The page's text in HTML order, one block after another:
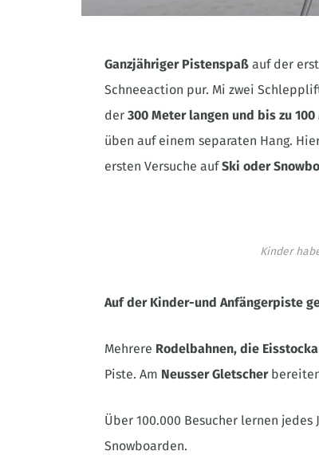
Ganzjähriger Pistenspaß auf der
Schneeaction pur. Mi zwei
der 300 Meter langen und bis zu
üben auf einem separaten Hang.
ersten Versuche aufSki oder
Kinder
Auf der Kinder-und Anfängerpiste
Mehrere Rodelbahnen, die
Piste. Am Neusser Gletscher
Über 100.000 Besucher lernen
Snowboarden.